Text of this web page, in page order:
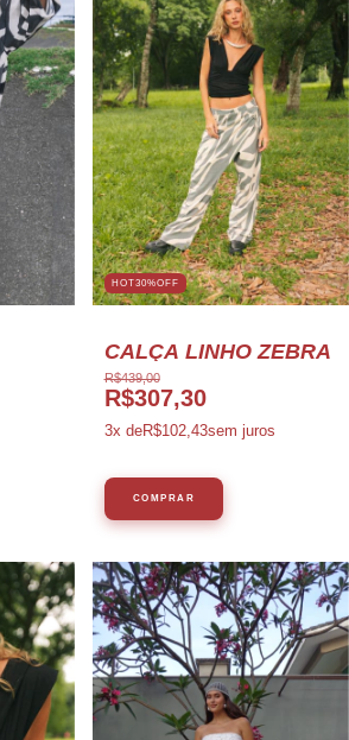
HOT30%OFF
CALÇA LINHO ZEBRA
R$439,00
R$307,30
3x deR$102,43sem juros
COMPRAR